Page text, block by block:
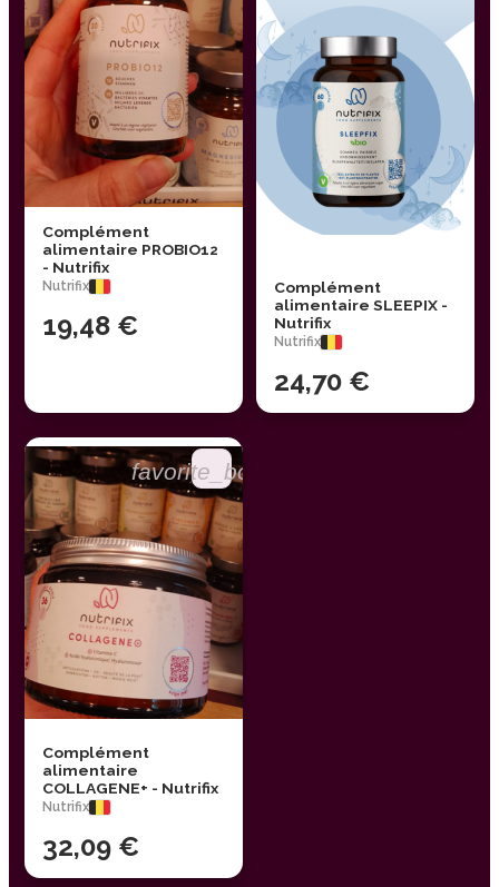
Complément
alimentaire PROBIO12
- Nutrifix
Nutrifix
19,48 €
Complément
alimentaire SLEEPIX -
Nutrifix
Nutrifix
24,70 €
favorite_border
Complément
alimentaire
COLLAGENE+ - Nutrifix
Nutrifix
32,09 €